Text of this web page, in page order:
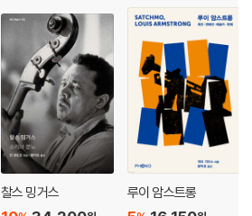
찰스 밍거스 루이 암스트롱